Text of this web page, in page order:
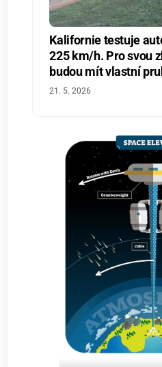
Kalifornie testuje
225 km/h. Pro svou
budou mít vlastní
21. 5. 2026